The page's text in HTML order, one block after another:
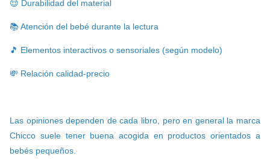
😌 Durabilidad del material
📚 Atención del bebé durante la lectura
🎵 Elementos interactivos o sensoriales (según modelo)
💸 Relación calidad-precio
Las opiniones dependen de cada libro, pero en general la marca
Chicco suele tener buena acogida en productos orientados a
bebés pequeños.